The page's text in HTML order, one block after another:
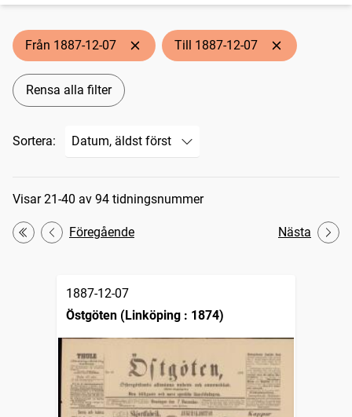
Från 1887-12-07 Till 1887-12-07
Rensa alla filter
Sortera:
Sökresultat
Visar 21-40 av 94 tidningsnummer
Första
Föregående Nästa
1887-12-07
Östgöten (Linköping : 1874)